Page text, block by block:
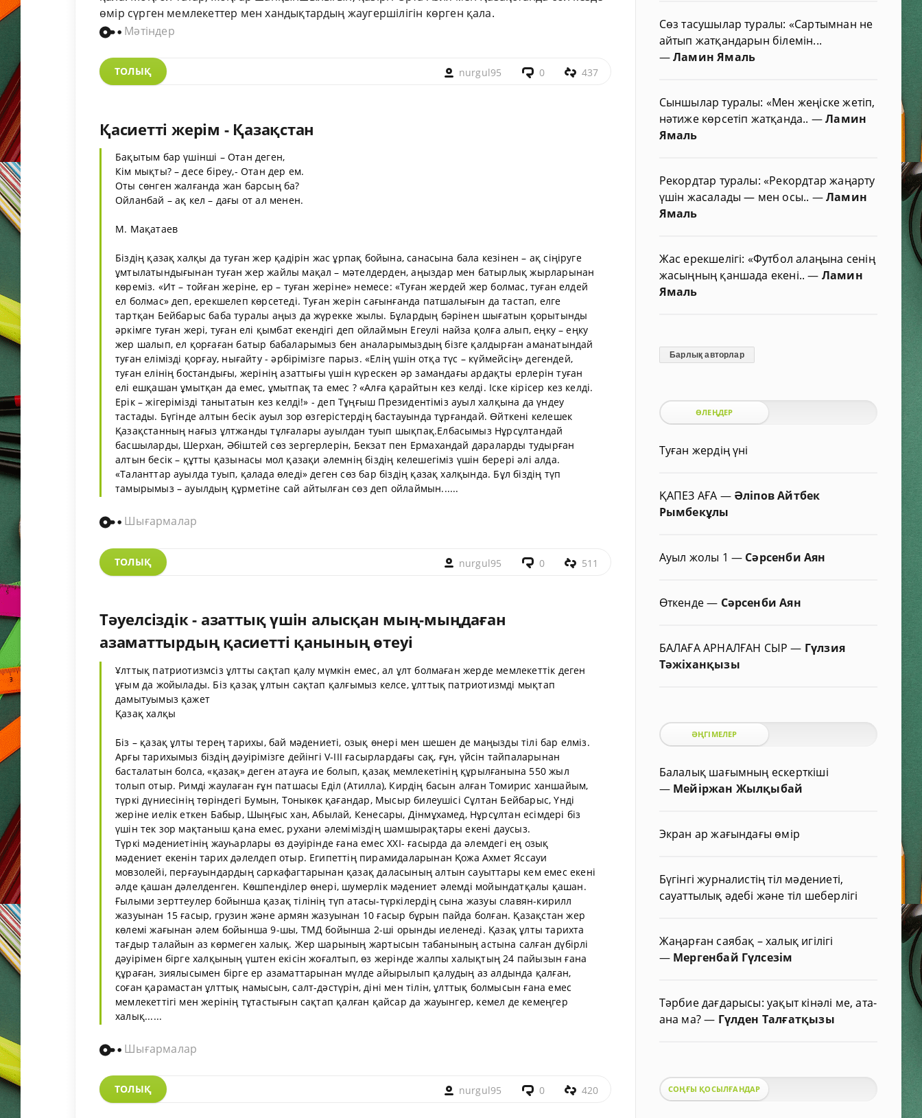
өмір сүрген мемлекеттер мен хандықтардың жаугершілігін көрген қала.
Мәтіндер
ТОЛЫҚ nurgul95 0 437
Қасиетті жерім - Қазақстан
Бақытым бар үшінші – Отан деген,
Кім мықты? – десе біреу,- Отан дер ем.
Оты сөнген жалғанда жан барсың ба?
Ойланбай – ақ кел – дағы от ал менен.
М. Мақатаев
Біздің қазақ халқы да туған жер қадірін жас ұрпақ бойына, санасына бала кезінен – ақ сіңіруге
ұмтылатындығынан туған жер жайлы мақал – мәтелдерден, аңыздар мен батырлық жырларынан
көреміз. «Ит – тойған жеріне, ер – туған жеріне» немесе: «Туған жердей жер болмас, туған елдей
ел болмас» деп, ерекшелеп көрсетеді. Туған жерін сағынғанда патшалығын да тастап, елге
тартқан Бейбарыс баба туралы аңыз да жүрекке жылы. Бұлардың бәрінен шығатын қорытынды
әркімге туған жері, туған елі қымбат екендігі деп ойлаймын Егеулі найза қолға алып, еңку – еңку
жер шалып, ел қорғаған батыр бабаларымыз бен аналарымыздың бізге қалдырған аманатындай
туған елімізді қорғау, нығайту - әрбірімізге парыз. «Елің үшін отқа түс – күймейсің» дегендей,
туған елінің бостандығы, жерінің азаттығы үшін күрескен әр замандағы ардақты ерлерін туған
елі ешқашан ұмытқан да емес, ұмытпақ та емес ? «Алға қарайтын кез келді. Іске кірісер кез келді.
Ерік – жігерімізді танытатын кез келді!» - деп Тұңғыш Президентіміз ауыл халқына да үндеу
тастады. Бүгінде алтын бесік ауыл зор өзгерістердің бастауында тұрғандай. Өйткені келешек
Қазақстанның нағыз ұлтжанды тұлғалары ауылдан туып шықпақ.Елбасымыз Нұрсұлтандай
басшыларды, Шерхан, Әбіштей сөз зергерлерін, Бекзат пен Ермахандай дараларды тудырған
алтын бесік – құтты қазынасы мол қазақи әлемнің біздің келешегіміз үшін берері әлі алда.
«Таланттар ауылда туып, қалада өледі» деген сөз бар біздің қазақ халқында. Бұл біздің түп
тамырымыз – ауылдың құрметіне сай айтылған сөз деп ойлаймын......
Шығармалар
ТОЛЫҚ nurgul95 0 511
Тәуелсіздік - азаттық үшін алысқан мың-мыңдаған
азаматтырдың қасиетті қанының өтеуі
Ұлттық патриотизмсіз ұлтты сақтап қалу мүмкін емес, ал ұлт болмаған жерде мемлекеттік деген
ұғым да жойылады. Біз қазақ ұлтын сақтап қалғымыз келсе, ұлттық патриотизмді мықтап
дамытуымыз қажет
Қазақ халқы
Біз – қазақ ұлты терең тарихы, бай мәдениеті, озық өнері мен шешен де маңызды тілі бар елміз.
Арғы тарихымыз біздің дәуірімізге дейінгі V-ІІІ ғасырлардағы сақ, ғұн, үйсін тайпаларынан
басталатын болса, «қазақ» деген атауға ие болып, қазақ мемлекетінің құрылғанына 550 жыл
толып отыр. Римді жаулаған ғұн патшасы Еділ (Атилла), Кирдің басын алған Томирис ханшайым,
түркі дүниесінің төріндегі Бумын, Тоныкөк қағандар, Мысыр билеушісі Сұлтан Бейбарыс, Үнді
жеріне иелік еткен Бабыр, Шыңғыс хан, Абылай, Кенесары, Дінмұхамед, Нұрсұлтан есімдері біз
үшін тек зор мақтаныш қана емес, рухани әлеміміздің шамшырақтары екені даусыз.
Түркі мәдениетінің жауһарлары өз дәуірінде ғана емес ХХІ- ғасырда да әлемдегі ең озық
мәдениет екенін тарих дәлелдеп отыр. Египеттің пирамидаларынан Қожа Ахмет Яссауи
мовзолейі, перғауындардың саркафагтарынан қазақ даласының алтын сауыттары кем емес екені
әлде қашан дәлелденген. Көшпенділер өнері, шумерлік мәдениет әлемді мойындатқалы қашан.
Ғылыми зерттеулер бойынша қазақ тілінің түп атасы-түркілердің сына жазуы славян-кирилл
жазуынан 15 ғасыр, грузин және армян жазуынан 10 ғасыр бұрын пайда болған. Қазақстан жер
көлемі жағынан әлем бойынша 9-шы, ТМД бойынша 2-ші орынды иеленеді. Қазақ ұлты тарихта
тағдыр талайын аз көрмеген халық. Жер шарының жартысын табанының астына салған дүбірлі
дәуірімен бірге халқының үштен екісін жоғалтып, өз жерінде жалпы халықтың 24 пайызын ғана
құраған, зиялысымен бірге ер азаматтарынан мүлде айырылып қалудың аз алдында қалған,
соған қарамастан ұлттық намысын, салт-дәстүрін, діні мен тілін, ұлттық болмысын ғана емес
мемлекеттігі мен жерінің тұтастығын сақтап қалған қайсар да жауынгер, кемел де кемеңгер
халық......
Шығармалар
ТОЛЫҚ nurgul95 0 420
Сөз тасушылар туралы: «Сартымнан не
айтып жатқандарын білемін...
—Ламин Ямаль
Сыншылар туралы: «Мен жеңіске жетіп,
нәтиже көрсетіп жатқанда.. —Ламин
Ямаль
Рекордтар туралы: «Рекордтар жаңарту
үшін жасалады — мен осы.. —Ламин
Ямаль
Жас ерекшелігі: «Футбол алаңына сенің
жасыңның қаншада екені..— Ламин
Ямаль
Барлық авторлар
ӨЛЕҢДЕР
Туған жердің үні
ҚАПЕЗ АҒА — Әліпов Айтбек
Рымбекұлы
Ауыл жолы 1 — Сәрсенби Аян
Өткенде— Сәрсенби Аян
БАЛАҒА АРНАЛҒАН СЫР— Гүлзия
Тәжіханқызы
ӘҢГІМЕЛЕР
Балалық шағымның ескерткіші
— Мейіржан Жылқыбай
Экран ар жағындағы өмір
Бүгінгі журналистің тіл мәдениеті,
сауаттылық әдебі және тіл шеберлігі
Жаңарған саябақ – халық игілігі
— Мергенбай Гүлсезім
Тәрбие дағдарысы: уақыт кінәлі ме, ата-
ана ма?— Гүлден Талғатқызы
СОҢҒЫ ҚОСЫЛҒАНДАР